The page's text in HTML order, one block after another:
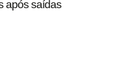
após saídas